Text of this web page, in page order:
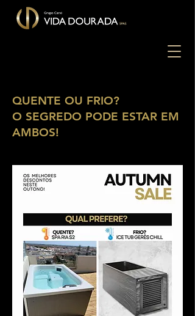
QUENTE OU FRIO?
O SEGREDO PODE ESTAR EM
AMBOS!